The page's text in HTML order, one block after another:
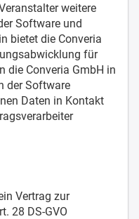
weitere
Software und
bietet die Converia
für
die Converia GmbH in
der Software
Daten in Kontakt
Vertrag zur
28 DS-GVO